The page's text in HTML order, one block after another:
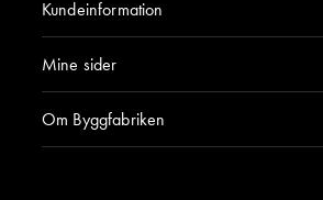
Kundeinformation
Mine sider
Om Byggfabriken